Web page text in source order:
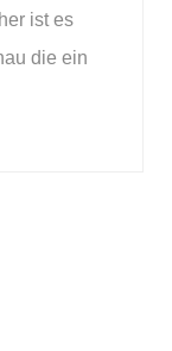
ist es
die ein